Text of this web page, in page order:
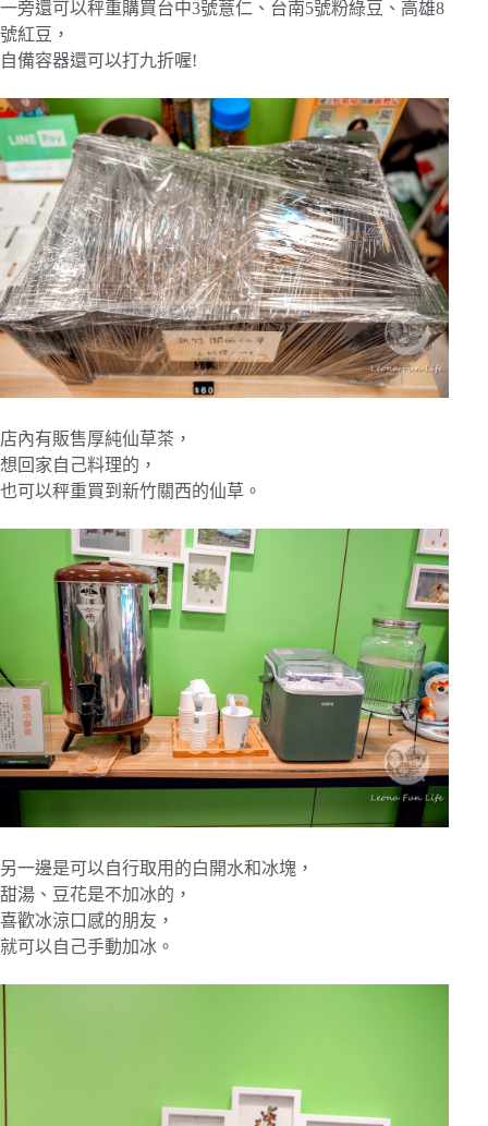
一旁還可以秤重購買台中3號薏仁、台南5號粉綠豆、高雄8
號紅豆，
自備容器還可以打九折喔!
店內有販售厚純仙草茶，
想回家自己料理的，
也可以秤重買到新竹關西的仙草。
另一邊是可以自行取用的白開水和冰塊，
甜湯、豆花是不加冰的，
喜歡冰涼口感的朋友，
就可以自己手動加冰。